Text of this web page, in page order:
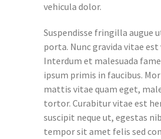
vehicula dolor.
Suspendisse fringilla augue
porta. Nunc gravida vitae
Interdum et malesuada
ipsum primis in faucibus.
mattis vitae quam eget,
tortor. Curabitur vitae est
suscipit neque ut, egestas
tempor sit amet felis sed